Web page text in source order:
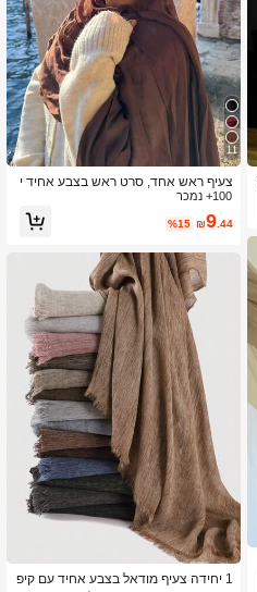
11
צעיף ראש אחד, סרט ראש בצבע אחיד י
דידותי לעור, צעיף חלק, צעיף חוף פשוט ל
לבוש יומיומי קז'ואל לשמלה
100+ נמכר
₪9.44
%15
1 יחידה צעיף מודאל בצבע אחיד עם קיפ